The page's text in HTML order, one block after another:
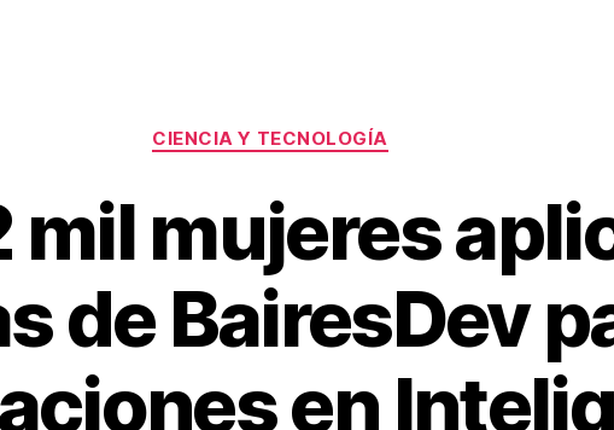
Categorías
CIENCIA Y TECNOLOGÍA
mil mujeres
de BairesDev
en